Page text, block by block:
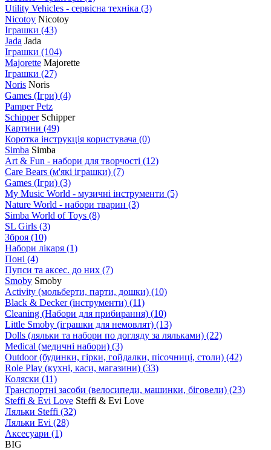
Utility Vehicles - сервісна техніка (3)
Nicotoy Nicotoy
Іграшки (43)
Jada Jada
Іграшки (104)
Majorette Majorette
Іграшки (27)
Noris Noris
Games (Ігри) (4)
Pamper Petz
Schipper Schipper
Картини (49)
Коротка інструкція користувача (0)
Simba Simba
Art & Fun - набори для творчості (12)
Care Bears (м'які іграшки) (7)
Games (Ігри) (3)
My Music World - музичні інструменти (5)
Nature World - набори тварин (3)
Simba World of Toys (8)
SL Girls (3)
Зброя (10)
Набори лікаря (1)
Поні (4)
Пупси та аксес. до них (7)
Smoby Smoby
Аctivity (мольберти, парти, дошки) (10)
Black & Decker (інструменти) (11)
Cleaning (Набори для прибирання) (10)
Little Smoby (іграшки для немовлят) (13)
Dolls (ляльки та набори по догляду за ляльками) (22)
Medical (медичні набори) (3)
Outdoor (будинки, гірки, гойдалки, пісочниці, столи) (42)
Role Play (кухні, каси, магазини) (33)
Коляски (11)
Транспортні засоби (велосипеди, машинки, біговели) (23)
Steffi & Evi Love Steffi & Evi Love
Ляльки Steffi (32)
Ляльки Evi (28)
Аксесуари (1)
BIG